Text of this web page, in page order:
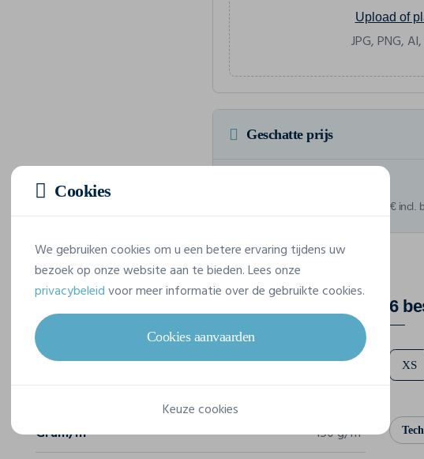
Upload of
JPG, PNG,
Geschatte prijs
Voor een totaalbedrag van 176,66 € incl.
Merk
Awdis
Gram/m²
150 g/m²
6
XS
Cookies
We gebruiken cookies om u een betere ervaring tijdens uw
bezoek op onze website aan te bieden. Lees onze
privacybeleidvoor meer informatie over de gebruikte cookies.
Cookies aanvaarden
Keuze cookies